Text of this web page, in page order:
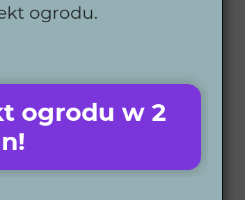
Oto, co nas wyróżnia:
ogrodu.
ogrodu w 2